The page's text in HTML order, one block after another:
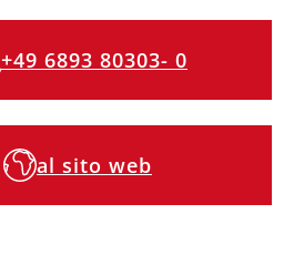
+49 6893 80303- 0
al sito web